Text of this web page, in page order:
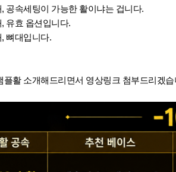
, 공속세팅이 가능한 활이냐는 겁니다.
유효 옵션입니다.
뼈대입니다.
플활 소개해드리면서 영상링크 첨부드리겠습